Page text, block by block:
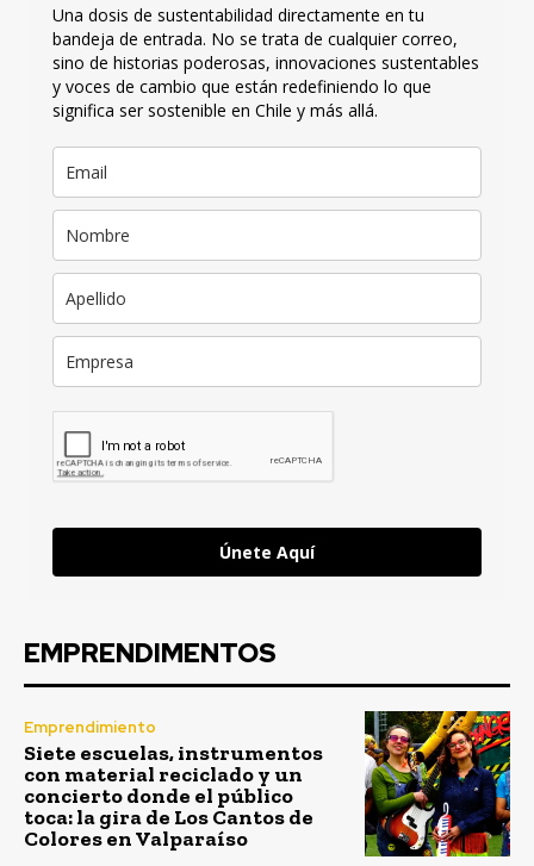
Una dosis de sustentabilidad directamente en tu
bandeja de entrada. No se trata de cualquier correo,
sino de historias poderosas, innovaciones sustentables
y voces de cambio que están redefiniendo lo que
significa ser sostenible en Chile y más allá.
Únete Aquí
EMPRENDIMENTOS
Emprendimiento
Siete escuelas, instrumentos
con material reciclado y un
concierto donde el público
toca: la gira de Los Cantos de
Colores en Valparaíso